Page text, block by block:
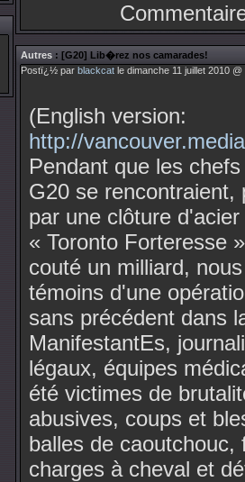
Autres : [G20] Lib�rez nos camarades!
Postï¿½ par blackcat le dimanche 11 juillet 2010
(English version:
http://
Pendant que les
G20 se rencontraient,
par une clôture
« Toronto Forteresse
couté un milliard,
témoins d'une
sans précédent dans
ManifestantEs,
légaux, équipes
été victimes de
abusives, coups et
balles de caoutchouc,
charges à cheval et